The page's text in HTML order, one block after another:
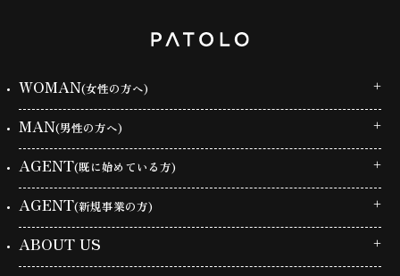
WOMAN(女性の方へ)
MAN(男性の方へ)
AGENT(既に始めている方)
AGENT(新規事業の方)
ABOUT US